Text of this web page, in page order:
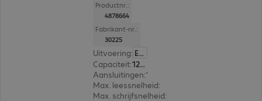
Productnr.:
4878664
Fabrikant-nr.:
30225
Uitvoering: Europa
Capaciteit:
128 GB
Aansluitingen:
Max. leessnelheid:
Max. schrijfsnelheid: